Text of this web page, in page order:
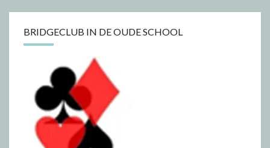
BRIDGECLUB IN DE OUDE SCHOOL